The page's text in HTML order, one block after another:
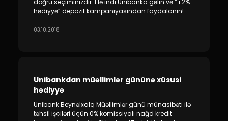
doğru seçiminizdir. Elə indi Unibanka gəlin və “+2%
hədiyyə” depozit kampaniyasından faydalanın!
03.10.2018
Unibankdan müəllimlər gününə xüsusi
hədiyyə
Unibank Beynəlxalq Müəllimlər günü münasibəti ilə
təhsil işçiləri üçün 0% komissiyalı nağd kredit